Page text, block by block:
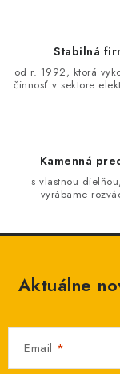
a
c
y
i
u
Stabilná
od r. 1992, ktorá
činnosť v sektore
Kamenná
s vlastnou
vyrábame
Aktuálne
Email